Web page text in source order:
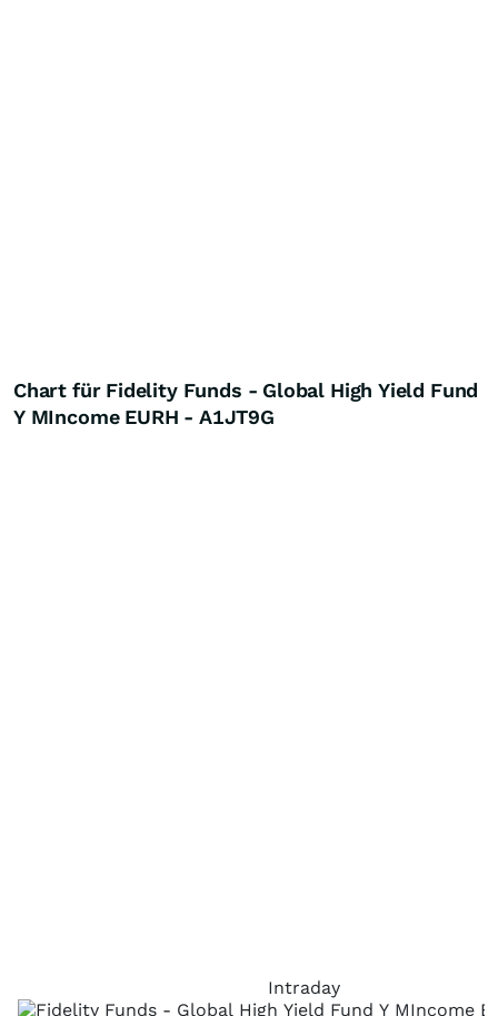
Chart für Fidelity Funds - Global High Yield Fund
Y MIncome EURH - A1JT9G
Intraday